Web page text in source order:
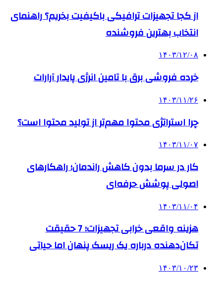
از کجا تجهیزات ترافیکی باکیفیت بخریم؟ راهنمای
انتخاب بهترین فروشنده
۱۴۰۳/۱۲/۰۸
خرده فروشی برق با تامین انرژی پایدار آرارات
۱۴۰۳/۱۱/۲۶
چرا استراتژی محتوا مهم‌تر از تولید محتوا است؟
۱۴۰۳/۱۱/۰۷
کار در سرما بدون کاهش راندمان؛ راهکارهای
اصولی پوشش حرفه‌ای
۱۴۰۳/۱۱/۰۴
هزینه واقعی خرابی تجهیزات؛ 7 حقیقت
تکان‌دهنده درباره یک ریسک پنهان اما حیاتی
۱۴۰۳/۱۰/۲۳